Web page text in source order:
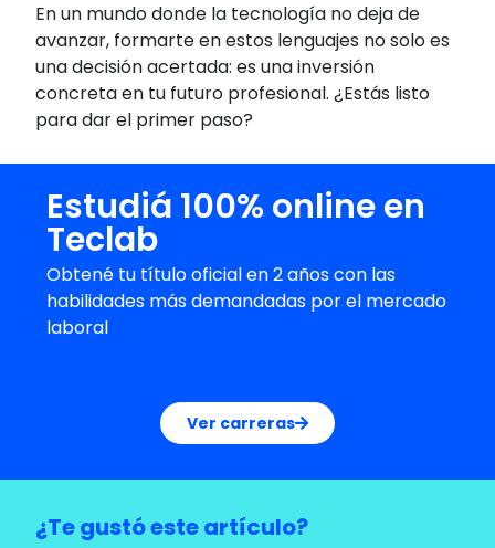
En un mundo donde la tecnología no deja de
avanzar, formarte en estos lenguajes no solo es
una decisión acertada: es una inversión
concreta en tu futuro profesional. ¿Estás listo
para dar el primer paso?
Estudiá 100% online en
Teclab
Obtené tu título oficial en 2 años con las
habilidades más demandadas por el mercado
laboral
Ver carreras
¿Te gustó este artículo?